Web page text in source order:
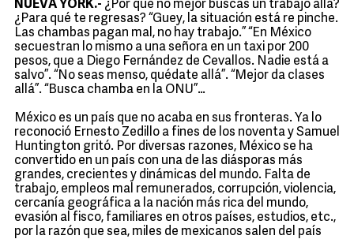
NUEVA YORK.- ¿Por qué no mejor buscas un trabajo allá?
¿Para qué te regresas? “Guey, la situación está re pinche.
Las chambas pagan mal, no hay trabajo.” “En México
secuestran lo mismo a una señora en un taxi por 200
pesos, que a Diego Fernández de Cevallos. Nadie está a
salvo”. “No seas menso, quédate allá”. “Mejor da clases
allá”. “Busca chamba en la ONU”…
México es un país que no acaba en sus fronteras. Ya lo
reconoció Ernesto Zedillo a fines de los noventa y Samuel
Huntington gritó. Por diversas razones, México se ha
convertido en un país con una de las diásporas más
grandes, crecientes y dinámicas del mundo. Falta de
trabajo, empleos mal remunerados, corrupción, violencia,
cercanía geográfica a la nación más rica del mundo,
evasión al fisco, familiares en otros países, estudios, etc.,
por la razón que sea, miles de mexicanos salen del país